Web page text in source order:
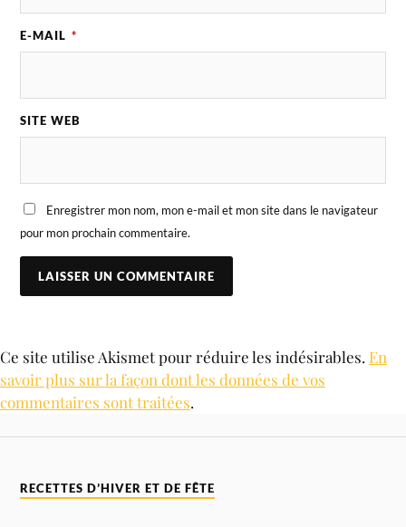
E-MAIL *
SITE WEB
Enregistrer mon nom, mon e-mail et mon site dans le navigateur
pour mon prochain commentaire.
Ce site utilise Akismet pour réduire les indésirables. En
savoir plus sur la façon dont les données de vos
commentaires sont traitées.
RECETTES D’HIVER ET DE FÊTE